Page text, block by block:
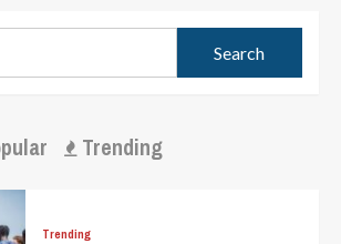
Trending
Trending